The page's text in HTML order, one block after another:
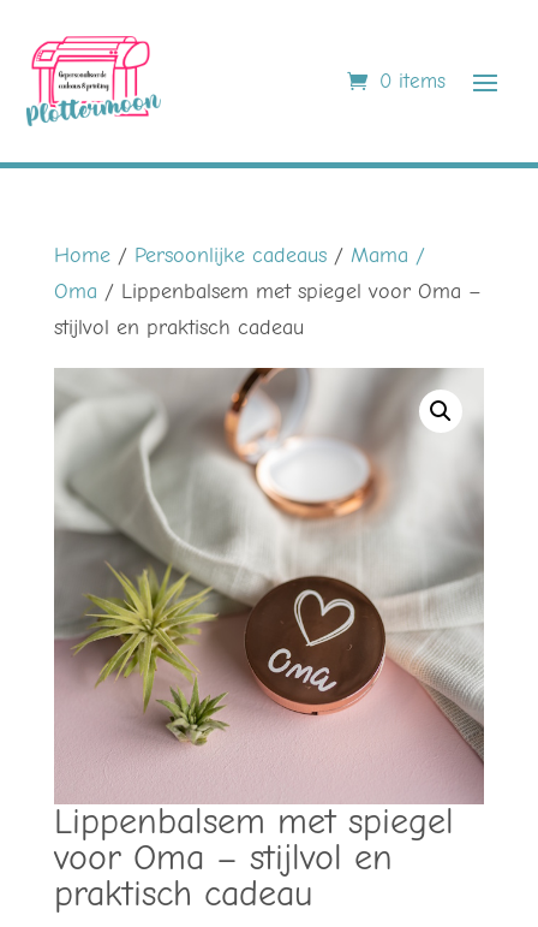
0 items
Home/ Persoonlijke cadeaus/ Mama /
Oma / Lippenbalsem met spiegel voor Oma –
stijlvol en praktisch cadeau
Lippenbalsem met spiegel
voor Oma – stijlvol en
praktisch cadeau